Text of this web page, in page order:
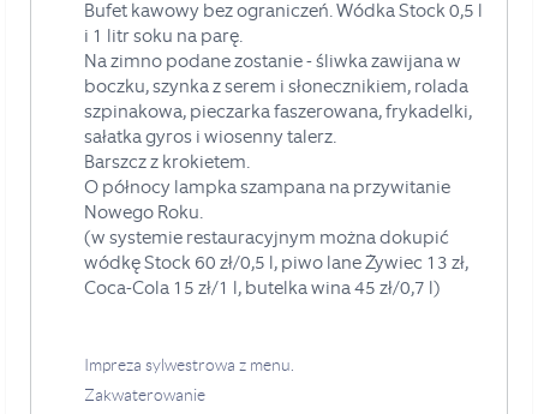
Bufet kawowy bez ograniczeń. Wódka Stock 0,5 l
i 1 litr soku na parę.
Na zimno podane zostanie - śliwka zawijana w
boczku, szynka z serem i słonecznikiem, rolada
szpinakowa, pieczarka faszerowana, frykadelki,
sałatka gyros i wiosenny talerz.
Barszcz z krokietem.
O północy lampka szampana na przywitanie
Nowego Roku.
(w systemie restauracyjnym można dokupić
wódkę Stock 60 zł/0,5 l, piwo lane Żywiec 13 zł,
Coca-Cola 15 zł/1 l, butelka wina 45 zł/0,7 l)
Impreza sylwestrowa z menu.
Zakwaterowanie